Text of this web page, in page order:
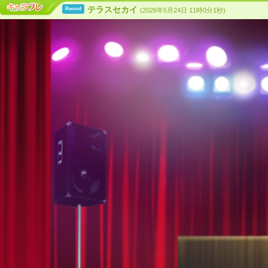
Record テラスセカイ (2026年5月24日 11時0分1秒)